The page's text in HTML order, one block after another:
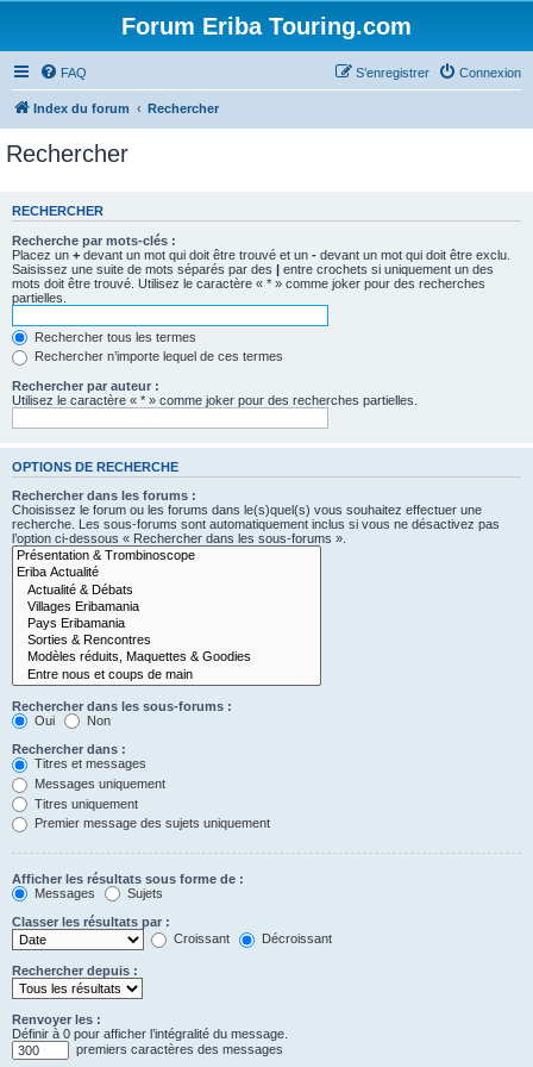
Forum Eriba Touring.com
FAQ Connexion
S’enregistrer
Index du forum Rechercher
Rechercher
RECHERCHER
Recherche par mots-clés :
Placez un + devant un mot qui doit être trouvé et un - devant un mot qui doit être exclu.
Saisissez une suite de mots séparés par des | entre crochets si uniquement un des
mots doit être trouvé. Utilisez le caractère « * » comme joker pour des recherches
partielles.
Rechercher tous les termes
Rechercher n’importe lequel de ces termes
Rechercher par auteur :
Utilisez le caractère « * » comme joker pour des recherches partielles.
OPTIONS DE RECHERCHE
Rechercher dans les forums :
Choisissez le forum ou les forums dans le(s)quel(s) vous souhaitez effectuer une
recherche. Les sous-forums sont automatiquement inclus si vous ne désactivez pas
l’option ci-dessous « Rechercher dans les sous-forums ».
Rechercher dans les sous-forums :
Oui
Non
Rechercher dans :
Titres et messages
Messages uniquement
Titres uniquement
Premier message des sujets uniquement
Afficher les résultats sous forme de :
Messages
Sujets
Classer les résultats par :
Croissant
Décroissant
Rechercher depuis :
Renvoyer les :
Définir à 0 pour afficher l’intégralité du message.
premiers caractères des messages